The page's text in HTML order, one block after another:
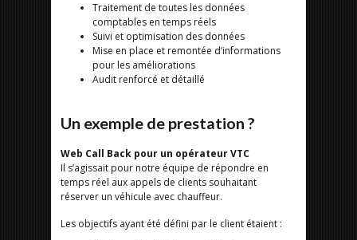
Traitement de toutes les données
comptables en temps réels
Suivi et optimisation des données
Mise en place et remontée d’informations
pour les améliorations
Audit renforcé et détaillé
Un exemple de prestation ?
Web Call Back pour un opérateur VTC
Il s’agissait pour notre équipe de répondre en
temps réel aux appels de clients souhaitant
réserver un véhicule avec chauffeur.
Les objectifs ayant été défini par le client étaient :